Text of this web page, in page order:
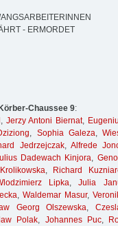
- ERMORDET
Chaussee 9:
, Jerzy Antoni Biernat,
, Sophia Galeza,
Jedrzejczak, Alfrede
Dadewach Kinjora,
,
Richard
Lipka,Julia
, Waldemar Masur,
Georg Olszewska,
Polak, Johannes Puc,